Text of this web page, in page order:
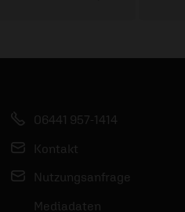
06441 957-1414
Kontakt
Nutzungsanfrage
Mediadaten